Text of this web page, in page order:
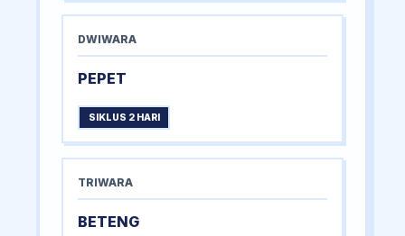
DWIWARA
PEPET
SIKLUS 2 HARI
TRIWARA
BETENG